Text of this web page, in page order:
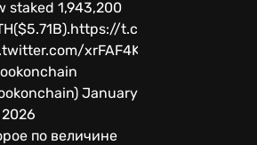
staked 1,943,200
t.co/P684j5YQaG
xrFAF4KKau
January
по величине